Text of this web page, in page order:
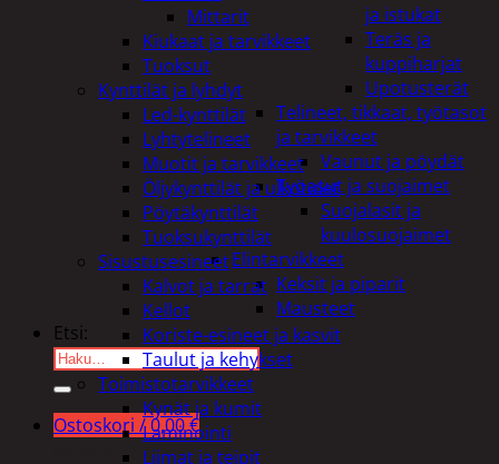
ja istukat
Teräs ja
kuppiharjat
Upotusterät
Telineet, tikkaat, työtasot
ja tarvikkeet
Vaunut ja pöydät
Työasut ja suojaimet
Suojalasit ja
kuulosuojaimet
Elintarvikkeet
Keksit ja piparit
Mausteet
Etsi:
Ostoskori /0,00€
Mittarit
Kiukaat ja tarvikkeet
Tuoksut
Kynttilät ja lyhdyt
Led-kynttilät
Lyhtytelineet
Muotit ja tarvikkeet
Öljykynttilät ja ulkotulet
Pöytäkynttilät
Tuoksukynttilät
Sisustusesineet
Kalvot ja tarrat
Kellot
Koriste-esineet ja kasvit
Taulut ja kehykset
Toimistotarvikkeet
Kynät ja kumit
Laminointi
Liimat ja teipit